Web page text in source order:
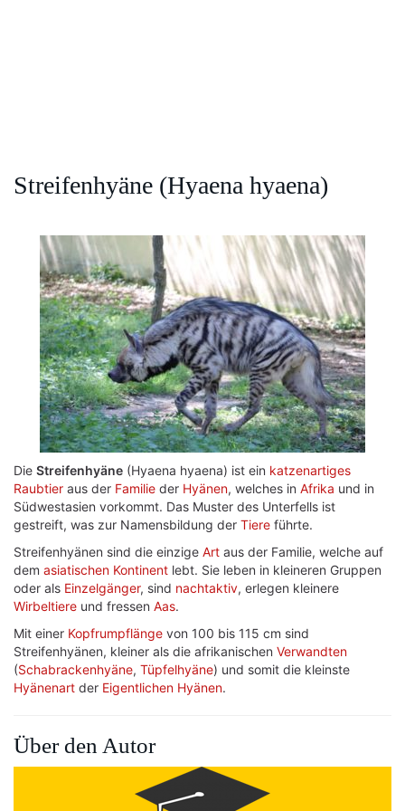
Streifenhyäne (Hyaena hyaena)
Die Streifenhyäne (Hyaena hyaena) ist ein katzenartiges
Raubtier aus der Familie der Hyänen, welches in Afrika und in
Südwestasien vorkommt. Das Muster des Unterfells ist
gestreift, was zur Namensbildung der Tiere führte.
Streifenhyänen sind die einzige Art aus der Familie, welche auf
dem asiatischen Kontinent lebt. Sie leben in kleineren Gruppen
oder als Einzelgänger, sind nachtaktiv, erlegen kleinere
Wirbeltiere und fressen Aas.
Mit einer Kopfrumpflänge von 100 bis 115 cm sind
Streifenhyänen, kleiner als die afrikanischen Verwandten
(Schabrackenhyäne, Tüpfelhyäne) und somit die kleinste
Hyänenart der Eigentlichen Hyänen.
Über den Autor